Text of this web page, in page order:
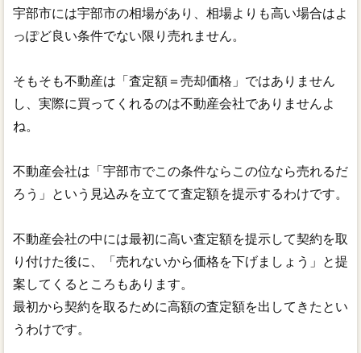
宇部市には宇部市の相場があり、相場よりも高い場合はよ
っぽど良い条件でない限り売れません。
そもそも不動産は「査定額＝売却価格」ではありません
し、実際に買ってくれるのは不動産会社でありませんよ
ね。
不動産会社は「宇部市でこの条件ならこの位なら売れるだ
ろう」という見込みを立てて査定額を提示するわけです。
不動産会社の中には最初に高い査定額を提示して契約を取
り付けた後に、「売れないから価格を下げましょう」と提
案してくるところもあります。
最初から契約を取るために高額の査定額を出してきたとい
うわけです。